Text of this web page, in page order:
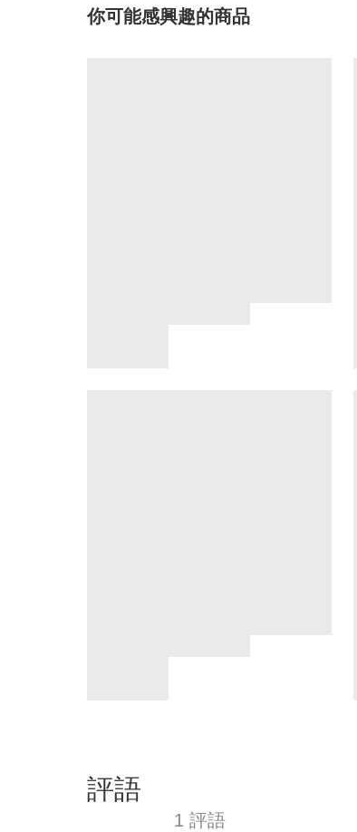
你可能感興趣的商品
評語
1 評語